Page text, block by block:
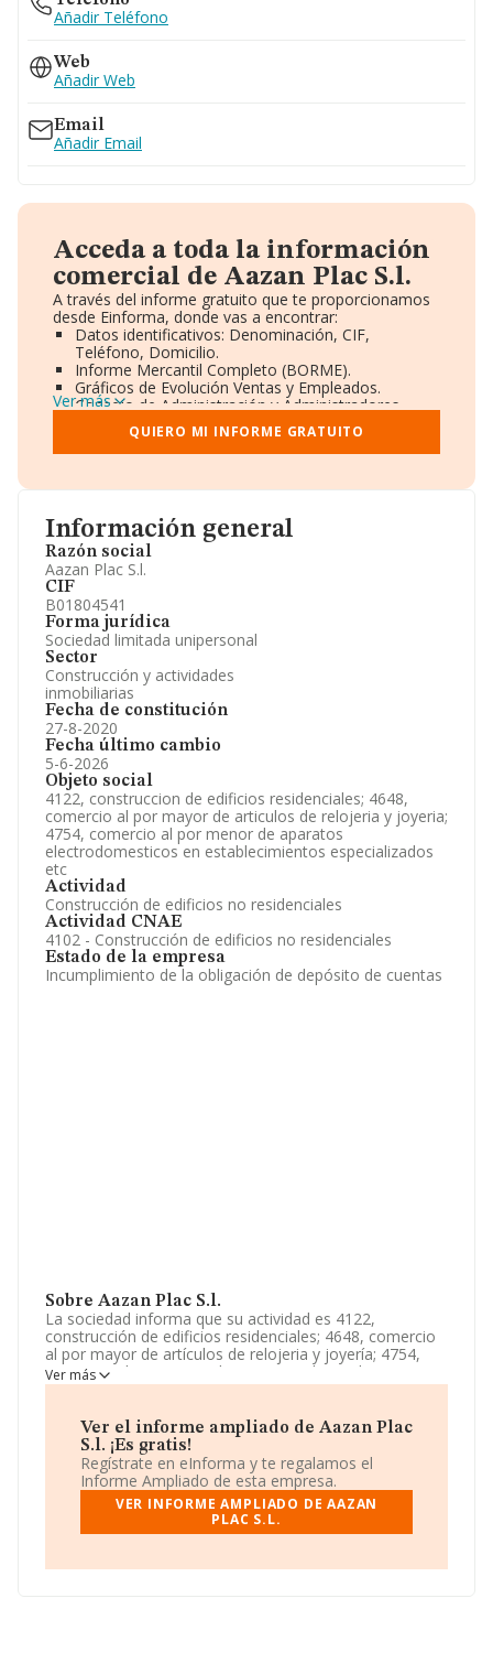
Información general
Razón social
Aazan Plac S.l.
CIF
B01804541
Forma jurídica
Sociedad limitada unipersonal
Sector
Construcción y actividades
inmobiliarias
Fecha de constitución
27-8-2020
Fecha último cambio
5-6-2026
Objeto social
4122, construccion de edificios residenciales; 4648,
comercio al por mayor de articulos de relojeria y joyeria;
4754, comercio al por menor de aparatos
electrodomesticos en establecimientos especializados
etc
Actividad
Construcción de edificios no residenciales
Actividad CNAE
4102 - Construcción de edificios no residenciales
Estado de la empresa
Incumplimiento de la obligación de depósito de cuentas
Sobre Aazan Plac S.l.
La sociedad informa que su actividad es 4122,
construcción de edificios residenciales; 4648, comercio
al por mayor de artículos de relojeria y joyería; 4754,
comercio al por menor de aparatos electrodomesticos
en establecimientos especializados etc. La empresa
Limitada. Su actividad CNAE es '%cnae%' con código
4102. La sociedad no tiene actividad en mercados
exteriores.
La sociedadAazan Plac S.L, B01804541, está situada
en Plaza Ribera núm. 2 P. 5 Pta. 2, (08110), Montcada I
Reixac, en Barcelona, Cataluña.
Con los datos a disposición de INFORMA sobre 6.178
Ver más
Ver el informe ampliado de Aazan Plac
S.l. ¡Es gratis!
Regístrate en eInforma y te regalamos el
Informe Ampliado de esta empresa.
VER INFORME AMPLIADO DE AAZAN
PLAC S.L.
Añadir Teléfono
Web
Añadir Web
Email
Añadir Email
Acceda a toda la información
comercial de Aazan Plac S.l.
A través del informe gratuito que te proporcionamos
desde Einforma, donde vas a encontrar:
Datos identificativos: Denominación, CIF,
Teléfono, Domicilio.
Informe Mercantil Completo (BORME).
Gráficos de Evolución Ventas y Empleados.
Consejo de Administración y Administradores.
Directivos y Ejecutivos.
Accionistas.
Participaciones y Vinculaciones en otras empresas.
Información oficial y registral complementaria.
Ver más
QUIERO MI INFORME GRATUITO